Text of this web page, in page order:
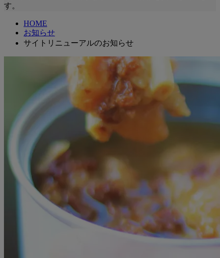
す。
HOME
お知らせ
サイトリニューアルのお知らせ